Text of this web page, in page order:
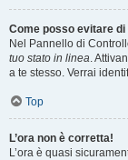
Come posso evitare
Nel Pannello di
tuo stato in linea.
a te stesso. Verrai
Top
L’ora non è corretta!
L’ora è quasi